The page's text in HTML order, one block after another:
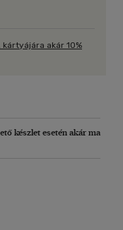
akár 10%
készlet esetén akár ma